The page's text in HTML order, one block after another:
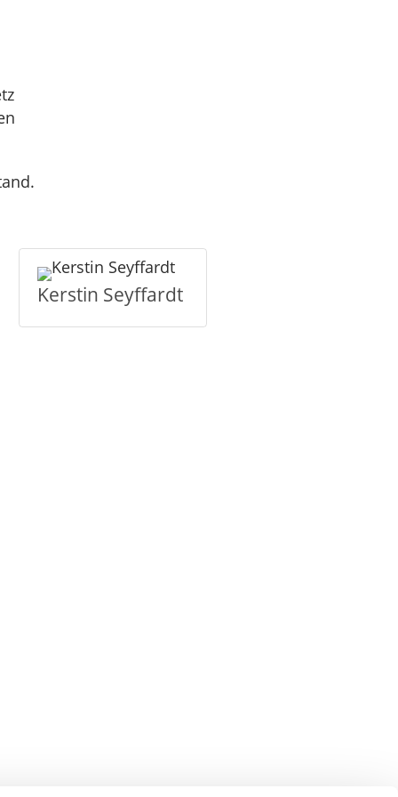
Kerstin Seyffardt